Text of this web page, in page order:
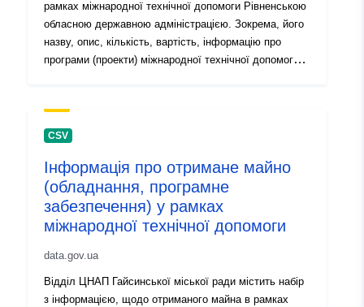
рамках міжнародної технічної допомоги Рівненською
обласною державною адміністрацією. Зокрема, його
назву, опис, кількість, вартість, інформацію про
програми (проекти) міжнародної технічної допомоги,
CSV
Інформація про отримане майно
(обладнання, програмне
забезпечення) у рамках
міжнародної технічної допомоги
data.gov.ua
Відділ ЦНАП Гайсинської міської ради містить набір
з інформацією, щодо отриманого майна в рамках